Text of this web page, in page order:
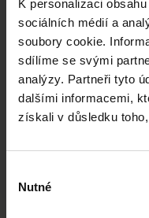
K personalizaci
sociálních médií a
soubory cookie.
sdílíme se svými
analýzy. Partneři tyto
dalšími informacemi,
získali v důsledku
souhlasu
Nutné
P****
K****
K****
200 Kč
M****
H****
666 Kč
keyboard_arrow_left